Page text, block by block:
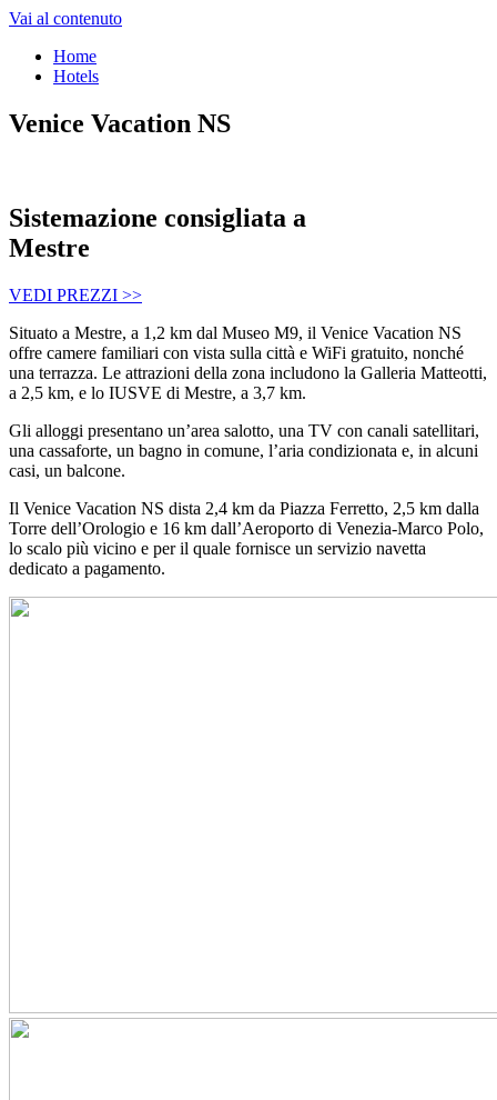
Vai al contenuto
Home
Hotels
Venice Vacation NS
Sistemazione consigliata a
Mestre
VEDI PREZZI >>
Situato a Mestre, a 1,2 km dal Museo M9, il Venice Vacation NS
offre camere familiari con vista sulla città e WiFi gratuito, nonché
una terrazza. Le attrazioni della zona includono la Galleria Matteotti,
a 2,5 km, e lo IUSVE di Mestre, a 3,7 km.
Gli alloggi presentano un’area salotto, una TV con canali satellitari,
una cassaforte, un bagno in comune, l’aria condizionata e, in alcuni
casi, un balcone.
Il Venice Vacation NS dista 2,4 km da Piazza Ferretto, 2,5 km dalla
Torre dell’Orologio e 16 km dall’Aeroporto di Venezia-Marco Polo,
lo scalo più vicino e per il quale fornisce un servizio navetta
dedicato a pagamento.